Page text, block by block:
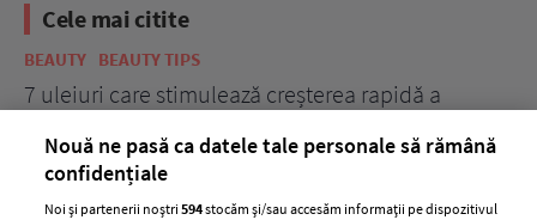
Cele mai citite
BEAUTY BEAUTY TIPS
7 uleiuri care stimulează creșterea rapidă a
Nouă ne pasă ca datele tale personale să rămână
confidențiale
Noi și partenerii noștri594stocăm și/sau accesăm informații pe dispozitivul